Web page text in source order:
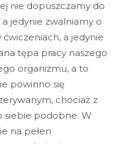
nie dopuszczamy do
jedynie zwalniamy o
a jedynie
tępa pracy naszego
organizmu, a to
powinno się
chociaż z
siebie podobne. W
na pełen